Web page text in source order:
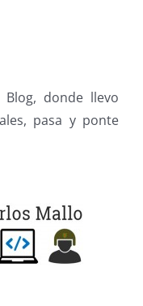
donde llevo
pasa y ponte